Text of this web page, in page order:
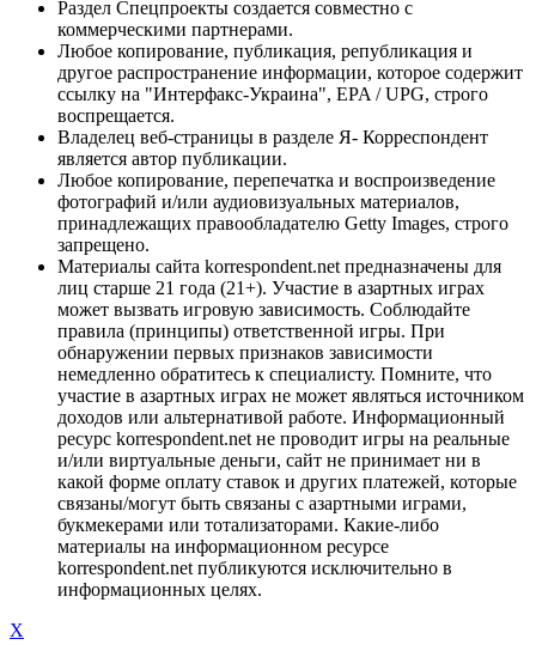
Раздел Спецпроекты создается совместно с
коммерческими партнерами.
Любое копирование, публикация, републикация и
другое распространение информации, которое содержит
ссылку на "Интерфакс-Украина", EPA / UPG, строго
воспрещается.
Владелец веб-страницы в разделе Я- Корреспондент
является автор публикации.
Любое копирование, перепечатка и воспроизведение
фотографий и/или аудиовизуальных материалов,
принадлежащих правообладателю Getty Images, строго
запрещено.
Материалы сайта korrespondent.net предназначены для
лиц старше 21 года (21+). Участие в азартных играх
может вызвать игровую зависимость. Соблюдайте
правила (принципы) ответственной игры. При
обнаружении первых признаков зависимости
немедленно обратитесь к специалисту. Помните, что
участие в азартных играх не может являться источником
доходов или альтернативой работе. Информационный
ресурс korrespondent.net не проводит игры на реальные
и/или виртуальные деньги, сайт не принимает ни в
какой форме оплату ставок и других платежей, которые
связаны/могут быть связаны с азартными играми,
букмекерами или тотализаторами. Какие-либо
материалы на информационном ресурсе
korrespondent.net публикуются исключительно в
информационных целях.
X